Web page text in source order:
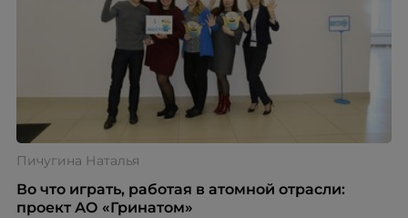
Пичугина Наталья
Во что играть, работая в атомной отрасли:
проект АО «Гринатом»